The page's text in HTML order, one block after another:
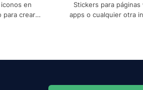
en
para crear
Stickers para páginas
apps o cualquier otra